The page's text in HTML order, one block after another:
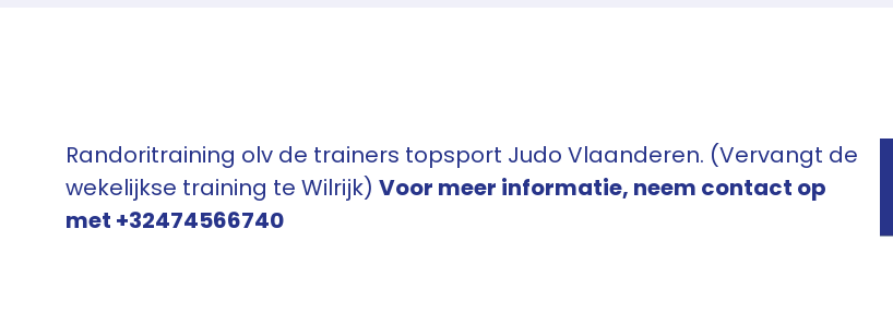
Randoritraining olv de trainers topsport Judo Vlaanderen. (Vervangt de
wekelijkse training te Wilrijk) Voor meer informatie, neem contact op
met +32474566740